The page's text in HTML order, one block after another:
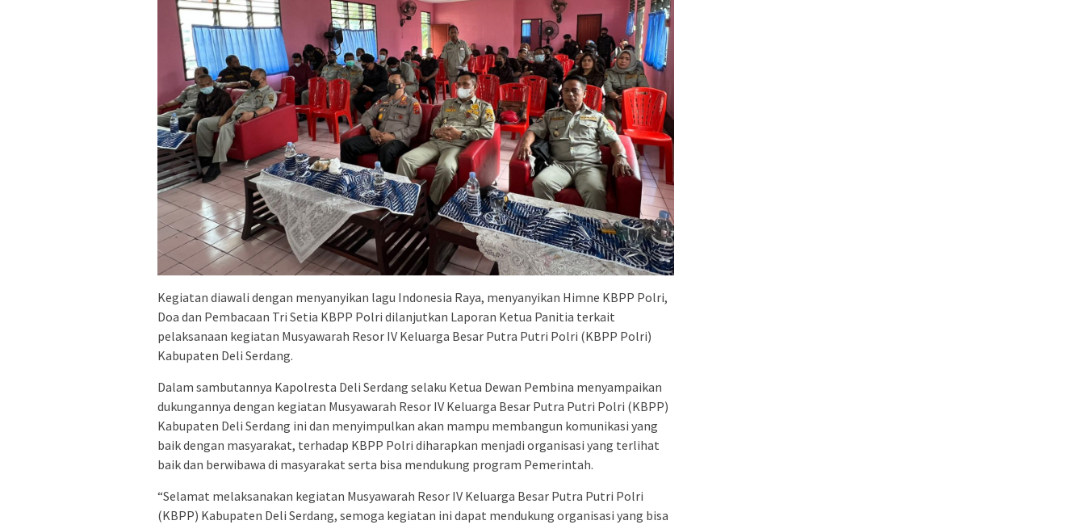
Kegiatan diawali dengan menyanyikan lagu Indonesia Raya, menyanyikan Himne KBPP Polri,
Doa dan Pembacaan Tri Setia KBPP Polri dilanjutkan Laporan Ketua Panitia terkait
pelaksanaan kegiatan Musyawarah Resor IV Keluarga Besar Putra Putri Polri (KBPP Polri)
Kabupaten Deli Serdang.
Dalam sambutannya Kapolresta Deli Serdang selaku Ketua Dewan Pembina menyampaikan
dukungannya dengan kegiatan Musyawarah Resor IV Keluarga Besar Putra Putri Polri (KBPP)
Kabupaten Deli Serdang ini dan menyimpulkan akan mampu membangun komunikasi yang
baik dengan masyarakat, terhadap KBPP Polri diharapkan menjadi organisasi yang terlihat
baik dan berwibawa di masyarakat serta bisa mendukung program Pemerintah.
“Selamat melaksanakan kegiatan Musyawarah Resor IV Keluarga Besar Putra Putri Polri
(KBPP) Kabupaten Deli Serdang, semoga kegiatan ini dapat mendukung organisasi yang bisa